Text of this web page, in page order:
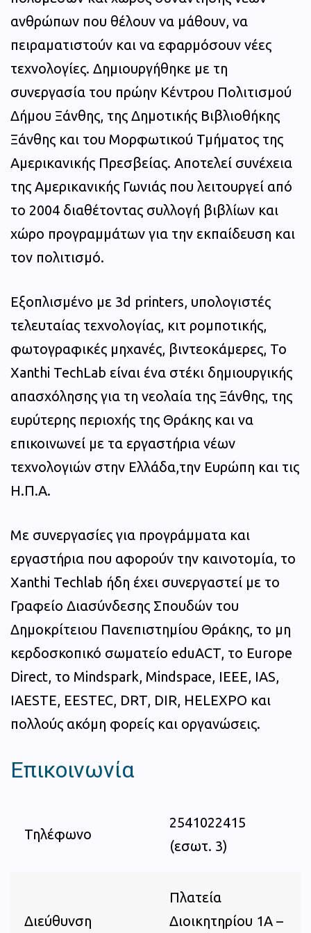
ανθρώπων που θέλουν να μάθουν, να
πειραματιστούν και να εφαρμόσουν νέες
τεχνολογίες. Δημιουργήθηκε με τη
συνεργασία του πρώην Κέντρου Πολιτισμού
Δήμου Ξάνθης, της Δημοτικής Βιβλιοθήκης
Ξάνθης και του Μορφωτικού Τμήματος της
Αμερικανικής Πρεσβείας. Αποτελεί συνέχεια
της Αμερικανικής Γωνιάς που λειτουργεί από
το 2004 διαθέτοντας συλλογή βιβλίων και
χώρο προγραμμάτων για την εκπαίδευση και
τον πολιτισμό.
Εξοπλισμένο με 3d printers, υπολογιστές
τελευταίας τεχνολογίας, κιτ ρομποτικής,
φωτογραφικές μηχανές, βιντεοκάμερες, Το
Xanthi TechLab είναι ένα στέκι δημιουργικής
απασχόλησης για τη νεολαία της Ξάνθης, της
ευρύτερης περιοχής της Θράκης και να
επικοινωνεί με τα εργαστήρια νέων
τεχνολογιών στην Ελλάδα,την Ευρώπη και τις
Η.Π.Α.
Με συνεργασίες για προγράμματα και
εργαστήρια που αφορούν την καινοτομία, το
Χanthi Techlab ήδη έχει συνεργαστεί με το
Γραφείο Διασύνδεσης Σπουδών του
Δημοκρίτειου Πανεπιστημίου Θράκης, το μη
κερδοσκοπικό σωματείο eduACT, το Europe
Direct, το Mindspark, Μindspace, IEEE, IAS,
IAESTE, EESTEC, DRT, DIR, HELEXPO και
πολλούς ακόμη φορείς και οργανώσεις.
Επικοινωνία
Τηλέφωνο
2541022415
(εσωτ. 3)
Διεύθυνση
Πλατεία
Διοικητηρίου 1Α –